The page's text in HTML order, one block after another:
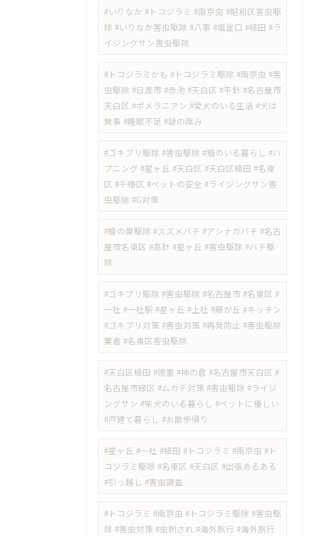
#いりなか #トコジラミ #南京虫 #昭和区害虫駆
除 #いりなか害虫駆除 #八事 #塩釜口 #植田 #ラ
イジングサン害虫駆除
​#トコジラミかも #トコジラミ駆除 #南京虫 #害
虫駆除 #日進市 #赤池 #天白区 #平針 #名古屋市
天白区 #ポメラニアン #愛犬のいる生活 #犬は
無事 #睡眠不足 #謎の痒み
​#ゴキブリ駆除 #害虫駆除 #猫のいる暮らし #ハ
プニング #星ヶ丘 #天白区 #天白区植田 #名東
区 #千種区 #ペットの安全 #ライジングサン害
虫駆除 #G対策
#蜂の巣駆除 #スズメバチ #アシナガバチ #名古
屋市名東区 #高針 #星ヶ丘 #害虫駆除 #ハチ駆
除
#ゴキブリ駆除 #害虫駆除 #名古屋市 #名東区 #
一社 #一社駅 #星ヶ丘 #上社 #藤が丘 #キッチン
#ゴキブリ対策 #害虫対策 #再発防止 #害虫駆除
業者 #名東区害虫駆除
#天白区植田 #徳重 #神の倉 #名古屋市天白区 #
名古屋市緑区 #ムカデ対策 #害虫駆除 #ライジ
ングサン #柴犬のいる暮らし #ペットに優しい
#戸建て暮らし #お散歩帰り
#星ヶ丘 #一社 #植田 #トコジラミ #南京虫 #ト
コジラミ駆除 #名東区 #天白区 #出張あるある
#引っ越し #害虫調査
#トコジラミ #南京虫 #トコジラミ駆除 #害虫駆
除 #害虫対策 #虫刺され #海外旅行 #海外旅行